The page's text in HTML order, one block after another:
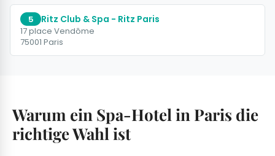
5 Ritz Club & Spa - Ritz Paris
17 place Vendôme
75001 Paris
Warum ein Spa-Hotel in Paris die
richtige Wahl ist